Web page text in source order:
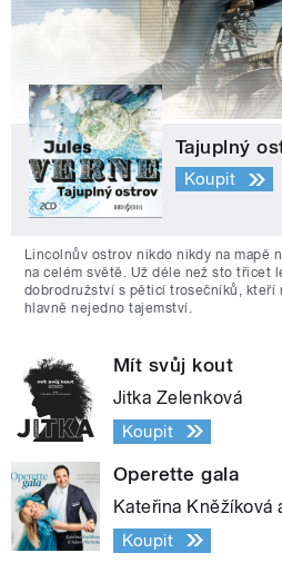
Tajuplný
Koupit
Lincolnův ostrov nikdo nikdy na mapě
na celém světě. Už déle než sto třicet
dobrodružství s pěticí trosečníků, kteří
hlavně nejedno tajemství.
Mít svůj kout
Jitka Zelenková
Koupit
Operette gala
Kateřina Kněžíková
Koupit